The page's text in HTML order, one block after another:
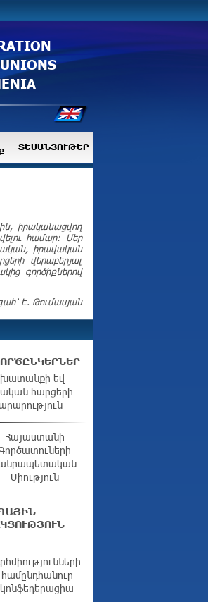
ՏԵՍԱՆՅՈՒԹԵՐ
իրականացվող
համար: Մեր
իրավական
վերաբերյալ
գործիքներով
Է. Թումասյան
եվ
հարցերի
Հայաստանի
Միություն
համընդհանուր
կոնֆեդերացիա